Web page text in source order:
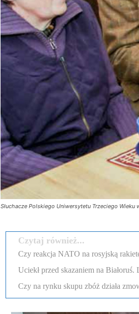
Słuchacze Polskiego Uniwersytetu Trzeciego
Czytaj również...
Czy reakcja NATO na rosyjską
Uciekł przed skazaniem na
Czy na rynku skupu zbóż działa